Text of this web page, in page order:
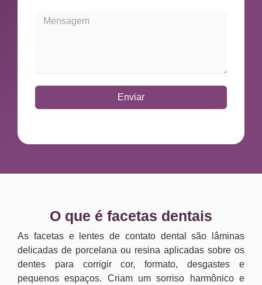
Enviar
O que é facetas dentais
As facetas e lentes de contato dental são lâminas
delicadas de porcelana ou resina aplicadas sobre os
dentes para corrigir cor, formato, desgastes e
pequenos espaços. Criam um sorriso harmônico e